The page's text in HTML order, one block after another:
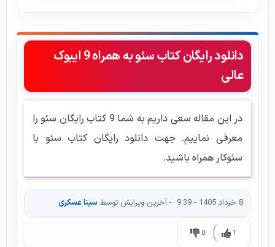
دانلود رایگان کتاب سئو به همراه 9 ایبوک
عالی
در این مقاله سعی داریم به شما 9 کتاب رایگان سئو را
معرفی نماییم. جهت دانلود رایگان کتاب سئو با
سئوکار همراه باشید.
8 خرداد 1405 - 9:39 - آخرین ویرایش توسط سینا عسکری
1
0